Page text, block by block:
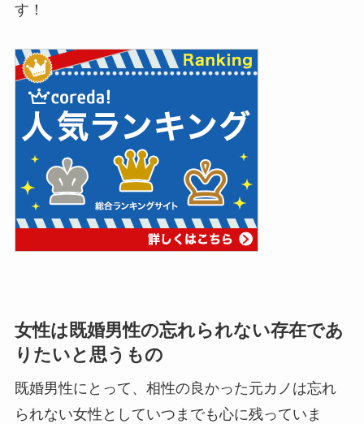
す！
女性は既婚男性の忘れられない存在であ
りたいと思うもの
既婚男性にとって、相性の良かった元カノは忘れ
られない女性としていつまでも心に残っていま